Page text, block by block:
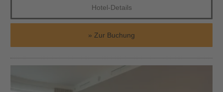
Hotel-Details
Zur Buchung